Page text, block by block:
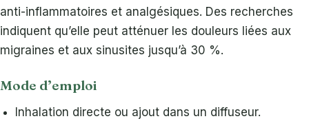
anti-inflammatoires et analgésiques. Des recherches
indiquent qu’elle peut atténuer les douleurs liées aux
migraines et aux sinusites jusqu’à 30 %.
Mode d’emploi
Inhalation directe ou ajout dans un diffuseur.